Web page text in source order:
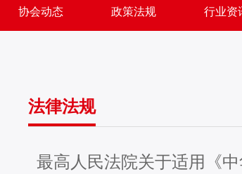
协会动态 政策法规 行业资
法律法规
最高人民法院关于适用《